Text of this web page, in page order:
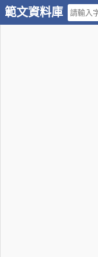
範文資料庫